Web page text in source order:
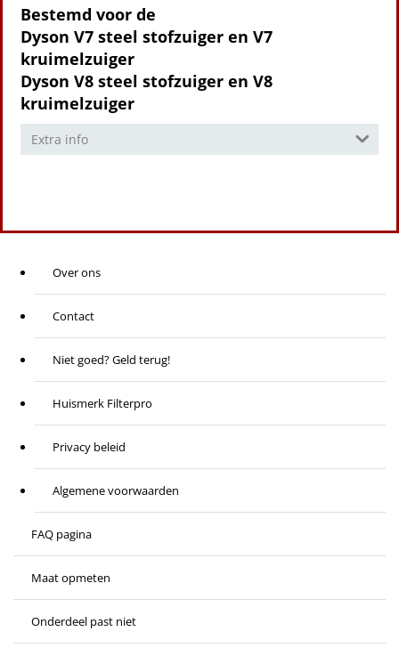
Bestemd voor de
Dyson V7 steel stofzuiger en V7
kruimelzuiger
Dyson V8 steel stofzuiger en V8
kruimelzuiger
Extra info
Over ons
Contact
Niet goed? Geld terug!
Huismerk Filterpro
Privacy beleid
Algemene voorwaarden
FAQ pagina
Maat opmeten
Onderdeel past niet